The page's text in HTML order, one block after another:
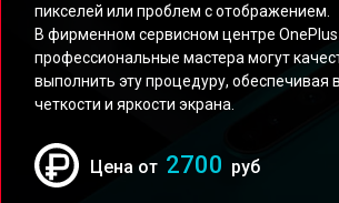
пикселей или проблем с отображением.
В фирменном сервисном центре OnePlus
профессиональные мастера могут
выполнить эту процедуру, обеспечивая
четкости и яркости экрана.
Цена от 2700 руб